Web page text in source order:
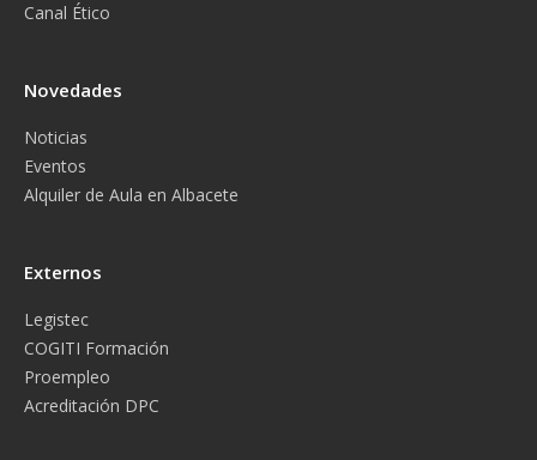
Canal Ético
Novedades
Noticias
Eventos
Alquiler de Aula en Albacete
Externos
Legistec
COGITI Formación
Proempleo
Acreditación DPC